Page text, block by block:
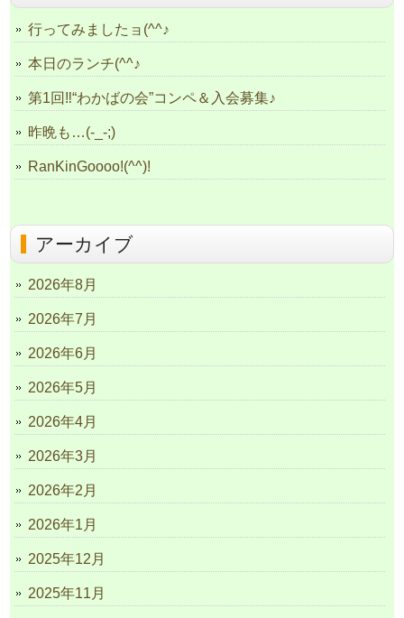
行ってみましたョ(^^♪
本日のランチ(^^♪
第1回‼“わかばの会”コンペ＆入会募集♪
昨晩も…(-_-;)
RanKinGoooo!(^^)!
アーカイブ
2026年8月
2026年7月
2026年6月
2026年5月
2026年4月
2026年3月
2026年2月
2026年1月
2025年12月
2025年11月